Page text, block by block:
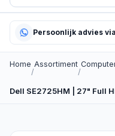
Persoonlijk advies
Home
/
Assortiment
/
Dell SE2725HM | 27" Full